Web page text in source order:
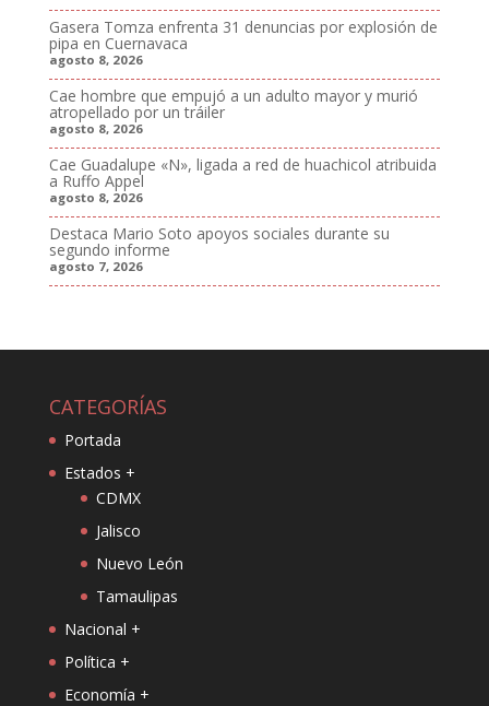
Gasera Tomza enfrenta 31 denuncias por explosión de
pipa en Cuernavaca
agosto 8, 2026
Cae hombre que empujó a un adulto mayor y murió
atropellado por un tráiler
agosto 8, 2026
Cae Guadalupe «N», ligada a red de huachicol atribuida
a Ruffo Appel
agosto 8, 2026
Destaca Mario Soto apoyos sociales durante su
segundo informe
agosto 7, 2026
CATEGORÍAS
Portada
Estados +
CDMX
Jalisco
Nuevo León
Tamaulipas
Nacional +
Política +
Economía +